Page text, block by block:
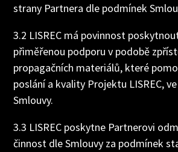
strany Partnera dle podmínek
3.2 LISREC má povinnost
přiměřenou podporu v podobě
propagačních materiálů, které
poslání a kvality Projektu LISREC,
Smlouvy.
3.3 LISREC poskytne Partnerovi
činnost dle Smlouvy za podmínek